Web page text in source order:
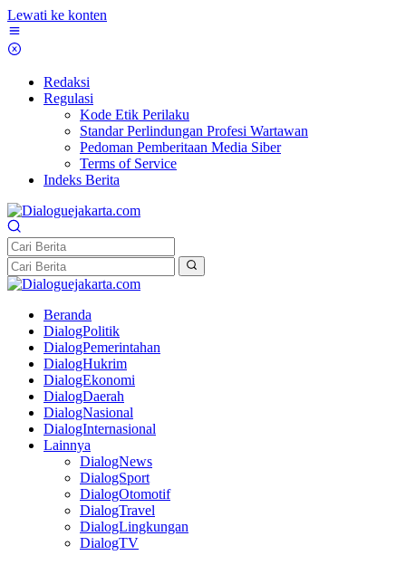
Lewati ke konten
Redaksi
Regulasi
Kode Etik Perilaku
Standar Perlindungan Profesi Wartawan
Pedoman Pemberitaan Media Siber
Terms of Service
Indeks Berita
Beranda
DialogPolitik
DialogPemerintahan
DialogHukrim
DialogEkonomi
DialogDaerah
DialogNasional
DialogInternasional
Lainnya
DialogNews
DialogSport
DialogOtomotif
DialogTravel
DialogLingkungan
DialogTV